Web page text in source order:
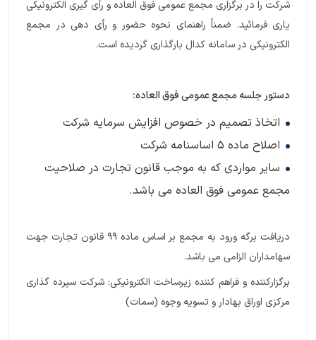
شرکت را در برگزاری مجمع عمومی فوق العاده و رأی گیری الکترونیکی
یاری فرمائید. ضمناً راهنمای نحوه حضور و رأی دهی در مجمع
الکترونیکی در سامانه کدال بارگذاری گردیده است.
دستور جلسه مجمع عمومی فوق العاده:
اتخاذ تصمیم در خصوص افزایش سرمایه شرکت
اصلاح ماده 5 اساسنامه شرکت
سایر مواردی که به موجب قانون تجارت در صلاحیت
مجمع عمومی فوق العاده می باشد.
دریافت برگه ورود به مجمع بر اساس ماده 99 قانون تجارت جهت
سهامداران الزامی می باشد.
برگزارکننده و فراهم کننده زیرساخت الکترونیکی: شرکت سپرده گذاری
مرکزی اوراق بهادار و تسویه وجوه (سمات)